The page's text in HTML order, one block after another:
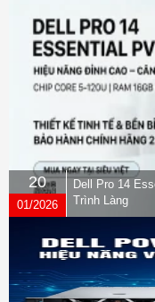
20
01/2026
Dell Pro 14
Trình Làng